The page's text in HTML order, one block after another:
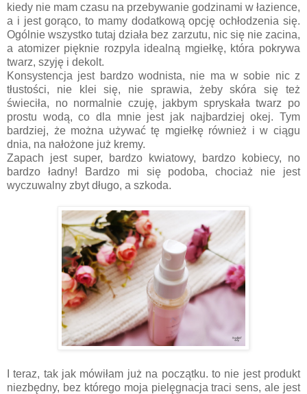
kiedy nie mam czasu na przebywanie godzinami w łazience,
a i jest gorąco, to mamy dodatkową opcję ochłodzenia się.
Ogólnie wszystko tutaj działa bez zarzutu, nic się nie zacina,
a atomizer pięknie rozpyla idealną mgiełkę, która pokrywa
twarz, szyję i dekolt.
Konsystencja jest bardzo wodnista, nie ma w sobie nic z
tłustości, nie klei się, nie sprawia, żeby skóra się też
świeciła, no normalnie czuję, jakbym spryskała twarz po
prostu wodą, co dla mnie jest jak najbardziej okej. Tym
bardziej, że można używać tę mgiełkę również i w ciągu
dnia, na nałożone już kremy.
Zapach jest super, bardzo kwiatowy, bardzo kobiecy, no
bardzo ładny! Bardzo mi się podoba, chociaż nie jest
wyczuwalny zbyt długo, a szkoda.
I teraz, tak jak mówiłam już na początku. to nie jest produkt
niezbędny, bez którego moja pielęgnacja traci sens, ale jest